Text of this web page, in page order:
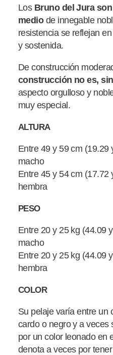
Los Bruno del Jura
mediode innegable
resistencia se reflejan
y sostenida.
De construcción
construcción no es,
aspecto orgulloso y
muy especial.
ALTURA
Entre 49 y 59 cm (19.29
macho
Entre 45 y 54 cm (17.72
hembra
PESO
Entre 20 y 25 kg (44.09
macho
Entre 20 y 25 kg (44.09
hembra
COLOR
Su pelaje varía entre un
cardo o negro y a veces
por un color leonado en
denota a veces por